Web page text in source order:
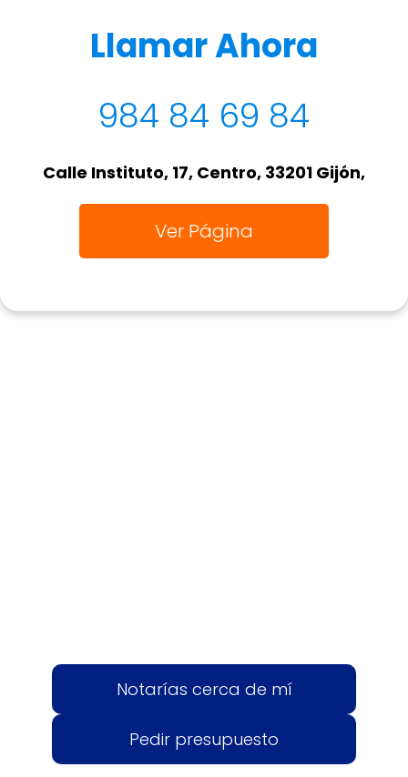
Llamar Ahora
984 84 69 84
Calle Instituto, 17, Centro, 33201 Gijón,
Ver Página
Notarías cerca de mí
Pedir presupuesto